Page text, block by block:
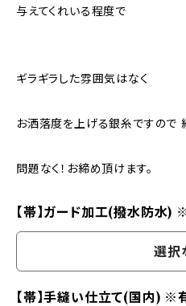
与えてくれいる程度で
ギラギラした雰囲気はなく
お洒落度を上げる銀糸ですので
問題なく！お締め頂けます。
【帯】ガード加工(撥水防水)
選択
【帯】手縫い仕立て(国内) ※